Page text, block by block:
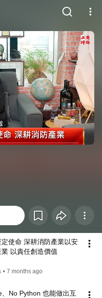
使命 深耕消防產業以安
以責任創造價值
• 7 months ago
、No Python 也能做出互